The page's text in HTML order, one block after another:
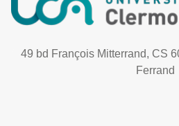
49 bd François Mitterrand, CS
Ferrand